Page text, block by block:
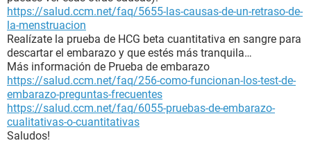
https://salud.ccm.net/faq/5655-las-causas-de-un-retraso-de-
la-menstruacion
Realízate la prueba de HCG beta cuantitativa en sangre para
descartar el embarazo y que estés más tranquila…
Más información de Prueba de embarazo
https://salud.ccm.net/faq/256-como-funcionan-los-test-de-
embarazo-preguntas-frecuentes
https://salud.ccm.net/faq/6055-pruebas-de-embarazo-
cualitativas-o-cuantitativas
Saludos!